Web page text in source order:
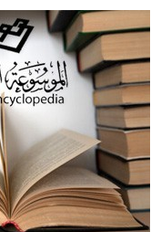
- هل تعلم أن
الحكم، الأدلة، تنظيم
له الفضل بأنه حرر
- هل تعلم أن
من مادة كربونات
أجود أنواعه، ويمتاز